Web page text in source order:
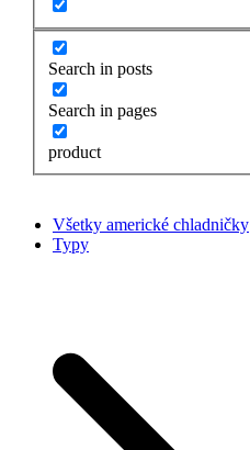
Search in posts
Search in pages
product
Všetky americké chladničky
Typy